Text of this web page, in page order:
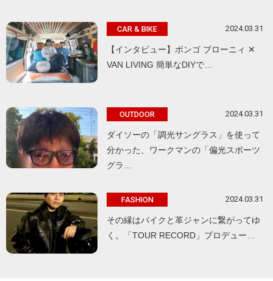
CAR & BIKE 2024.03.31
【インタビュー】ボンゴ ブローニィ ✕
VAN LIVING 簡単なDIYで…
OUTDOOR 2024.03.31
ダイソーの「調光サングラス」を使って
分かった、ワークマンの「偏光スポーツ
グラ…
FASHION 2024.03.31
その縁はバイクと革ジャンに繋がってゆ
く。「TOUR RECORD」プロデュー…